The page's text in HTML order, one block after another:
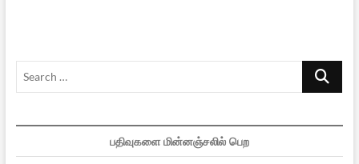
Search
பதிவுகளை மின்னஞ்சலில் பெற